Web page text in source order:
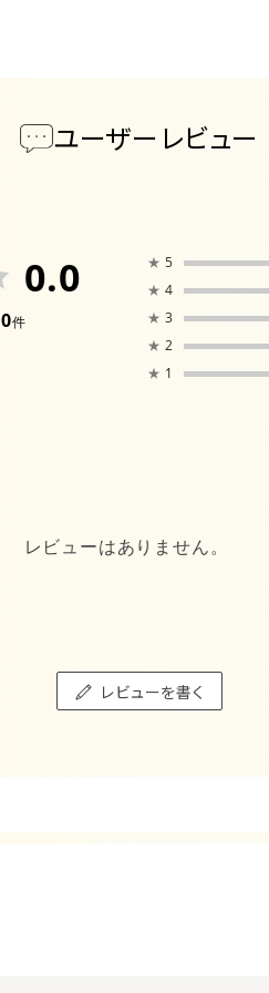
ユーザーレビュー
0.0
0件
★ 5
★ 4
★ 3
★ 2
★ 1
レビューはありません。
レビューを書く